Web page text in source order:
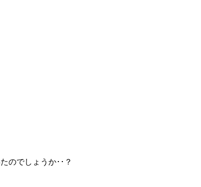
のでしょうか･･？